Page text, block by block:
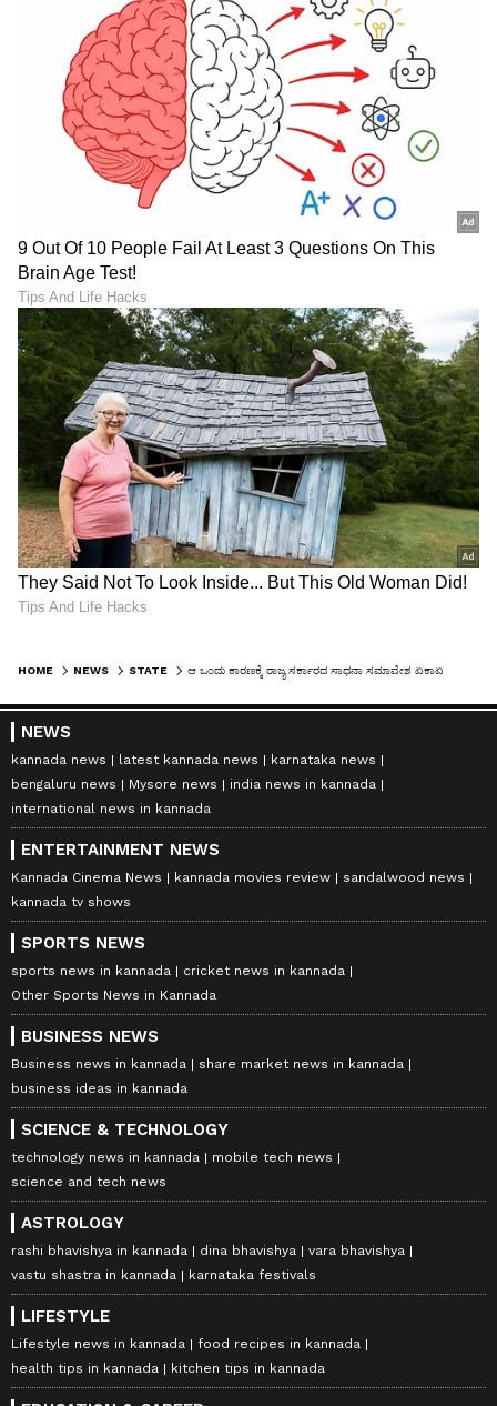
HOME NEWS STATE
NEWS
kannada news latest kannada news
karnataka news
bengaluru news
Mysore news
india news in kannada
international news in kannada
ENTERTAINMENT NEWS
Kannada Cinema News kannada movies review
sandalwood news
kannada tv shows
SPORTS NEWS
sports news in kannada
cricket news in kannada
Other Sports News in Kannada
BUSINESS NEWS
Business news in kannada
share market news in kannada
business ideas in kannada
SCIENCE & TECHNOLOGY
technology news in kannada
mobile tech news
science and tech news
ASTROLOGY
rashi bhavishya in kannada dina bhavishya
vara bhavishya
vastu shastra in kannada
karnataka festivals
LIFESTYLE
Lifestyle news in kannada
food recipes in kannada
health tips in kannada
kitchen tips in kannada